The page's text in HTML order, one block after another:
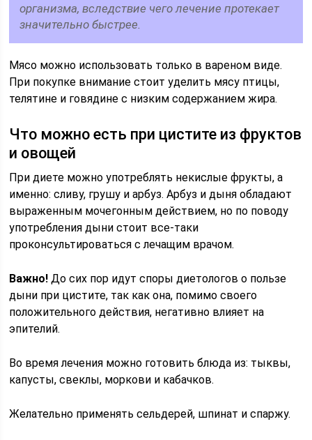
организма, вследствие чего лечение протекает
значительно быстрее.
Мясо можно использовать только в вареном виде.
При покупке внимание стоит уделить мясу птицы,
телятине и говядине с низким содержанием жира.
Что можно есть при цистите из фруктов
и овощей
При диете можно употреблять некислые фрукты, а
именно: сливу, грушу и арбуз. Арбуз и дыня обладают
выраженным мочегонным действием, но по поводу
употребления дыни стоит все-таки
проконсультироваться с лечащим врачом.
Важно! До сих пор идут споры диетологов о пользе
дыни при цистите, так как она, помимо своего
положительного действия, негативно влияет на
эпителий.
Во время лечения можно готовить блюда из: тыквы,
капусты, свеклы, моркови и кабачков.
Желательно применять сельдерей, шпинат и спаржу.